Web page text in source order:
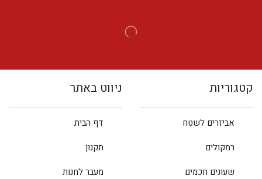
קטגוריות
אביזרים לשטח
רמקולים
שעונים חכמים
ניווט באתר
דף הבית
תקנון
מעבר לחנות